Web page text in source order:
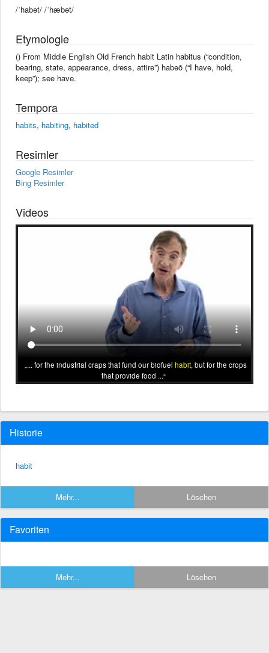
/ˈhabət/ /ˈhæbət/
Etymologie
() From Middle English Old French habit Latin habitus (“condition,
bearing, state, appearance, dress, attire”) habeō (“I have, hold,
keep”); see have.
Tempora
habits, habiting, habited
Resimler
Google Resimler
Bing Resimler
Videos
... for the industrial craps that fund our biofuel habit, but for the crops
that provide food ...
Historie
habit
Mehr... Löschen
Favoriten
Mehr... Löschen